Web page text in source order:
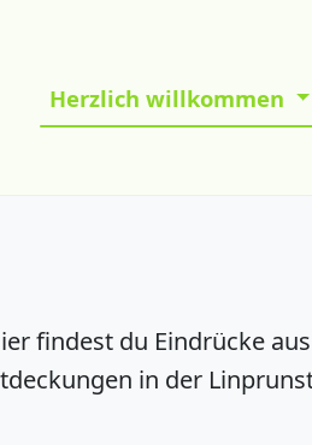
Herzlich willkommen
findest du Eindrücke
in der